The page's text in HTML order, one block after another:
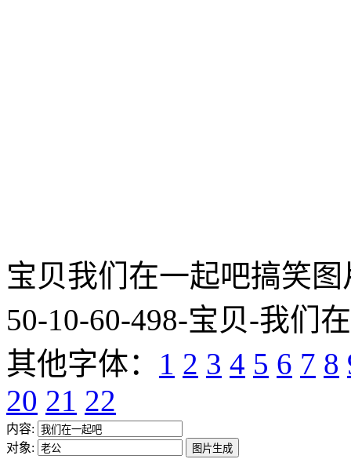
宝贝我们在一起吧搞笑图
50-10-60-498-宝贝-我们
其他字体： 1 2 3 4 5 6 7 8
20 21 22
内容:
对象: